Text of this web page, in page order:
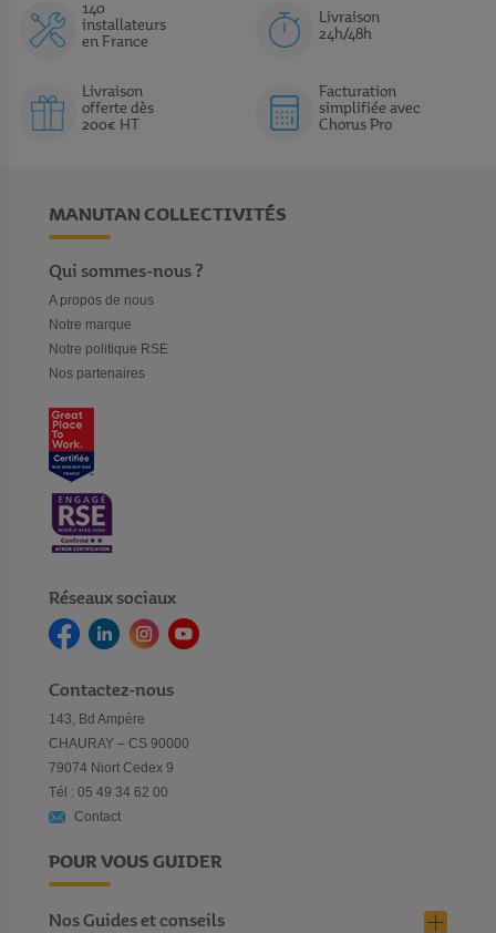
140
installateurs
en France
Livraison
24h/48h
Livraison
offerte dès
200€ HT
Facturation
simplifiée avec
Chorus Pro
MANUTAN COLLECTIVITÉS
Qui sommes-nous ?
A propos de nous
Notre marque
Notre politique RSE
Nos partenaires
Réseaux sociaux
Contactez-nous
143, Bd Ampère
CHAURAY – CS 90000
79074 Niort Cedex 9
Tél : 05 49 34 62 00
Contact
POUR VOUS GUIDER
Nos Guides et conseils